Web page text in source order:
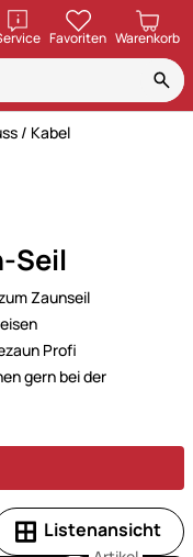
öffnenFavoriten Warenkorb
/ Kabel
Seil
Zaunseil
Profi
gern bei der
Listenansicht